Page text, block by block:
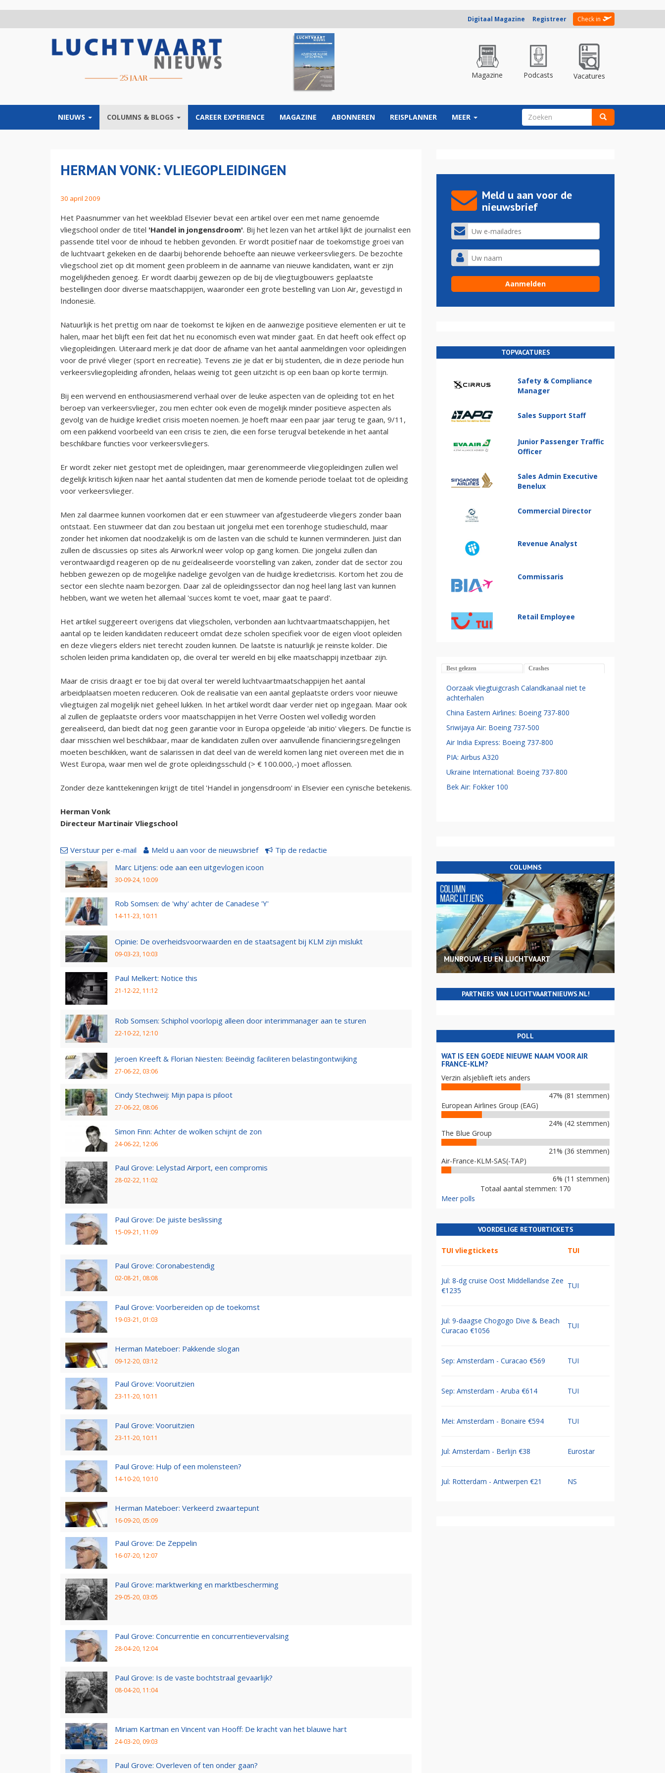
Digitaal Magazine Registreer Check in
Magazine Podcasts Vacatures
NIEUWS COLUMNS & BLOGS CAREER EXPERIENCE MAGAZINE ABONNEREN REISPLANNER MEER ZOEKVELD
HERMAN VONK: VLIEGOPLEIDINGEN
30 april 2009
Het Paasnummer van het weekblad Elsevier bevat een artikel over een met name genoemde
vliegschool onder de titel 'Handel in jongensdroom'. Bij het lezen van het artikel lijkt de journalist een
passende titel voor de inhoud te hebben gevonden. Er wordt positief naar de toekomstige groei van
de luchtvaart gekeken en de daarbij behorende behoefte aan nieuwe verkeersvliegers. De bezochte
vliegschool ziet op dit moment geen probleem in de aanname van nieuwe kandidaten, want er zijn
mogelijkheden genoeg. Er wordt daarbij gewezen op de bij de vliegtuigbouwers geplaatste
bestellingen door diverse maatschappijen, waaronder een grote bestelling van Lion Air, gevestigd in
Indonesië.
Natuurlijk is het prettig om naar de toekomst te kijken en de aanwezige positieve elementen er uit te
halen, maar het blijft een feit dat het nu economisch even wat minder gaat. En dat heeft ook effect op
vliegopleidingen. Uiteraard merk je dat door de afname van het aantal aanmeldingen voor opleidingen
voor de privé vlieger (sport en recreatie). Tevens zie je dat er bij studenten, die in deze periode hun
verkeersvliegopleiding afronden, helaas weinig tot geen uitzicht is op een baan op korte termijn.
Bij een wervend en enthousiasmerend verhaal over de leuke aspecten van de opleiding tot en het
beroep van verkeersvlieger, zou men echter ook even de mogelijk minder positieve aspecten als
gevolg van de huidige krediet crisis moeten noemen. Je hoeft maar een paar jaar terug te gaan, 9/11,
om een pakkend voorbeeld van een crisis te zien, die een forse terugval betekende in het aantal
beschikbare functies voor verkeersvliegers.
Er wordt zeker niet gestopt met de opleidingen, maar gerenommeerde vliegopleidingen zullen wel
degelijk kritisch kijken naar het aantal studenten dat men de komende periode toelaat tot de opleiding
voor verkeersvlieger.
Men zal daarmee kunnen voorkomen dat er een stuwmeer van afgestudeerde vliegers zonder baan
ontstaat. Een stuwmeer dat dan zou bestaan uit jongelui met een torenhoge studieschuld, maar
zonder het inkomen dat noodzakelijk is om de lasten van die schuld te kunnen verminderen. Juist dan
zullen de discussies op sites als Airwork.nl weer volop op gang komen. Die jongelui zullen dan
verontwaardigd reageren op de nu geïdealiseerde voorstelling van zaken, zonder dat de sector zou
hebben gewezen op de mogelijke nadelige gevolgen van de huidige kredietcrisis. Kortom het zou de
sector een slechte naam bezorgen. Daar zal de opleidingssector dan nog heel lang last van kunnen
hebben, want we weten het allemaal 'succes komt te voet, maar gaat te paard'.
Het artikel suggereert overigens dat vliegscholen, verbonden aan luchtvaartmaatschappijen, het
aantal op te leiden kandidaten reduceert omdat deze scholen specifiek voor de eigen vloot opleiden
en deze vliegers elders niet terecht zouden kunnen. De laatste is natuurlijk je reinste kolder. Die
scholen leiden prima kandidaten op, die overal ter wereld en bij elke maatschappij inzetbaar zijn.
Maar de crisis draagt er toe bij dat overal ter wereld luchtvaartmaatschappijen het aantal
arbeidplaatsen moeten reduceren. Ook de realisatie van een aantal geplaatste orders voor nieuwe
vliegtuigen zal mogelijk niet geheel lukken. In het artikel wordt daar verder niet op ingegaan. Maar ook
al zullen de geplaatste orders voor maatschappijen in het Verre Oosten wel volledig worden
gerealiseerd, dan biedt dat nog geen garantie voor in Europa opgeleide 'ab initio' vliegers. De functie is
daar misschien wel beschikbaar, maar de kandidaten zullen over aanvullende financieringsregelingen
moeten beschikken, want de salarissen in dat deel van de wereld komen lang niet overeen met die in
West Europa, waar men wel de grote opleidingsschuld (> € 100.000,-) moet aflossen.
Zonder deze kanttekeningen krijgt de titel 'Handel in jongensdroom' in Elsevier een cynische betekenis.
Herman Vonk
Directeur Martinair Vliegschool
Verstuur per e-mail Meld u aan voor de nieuwsbrief
Tip de redactie
Marc Litjens: ode aan een uitgevlogen icoon
30-09-24, 10:09
Rob Somsen: de 'why' achter de Canadese 'Y'
14-11-23, 10:11
Opinie: De overheidsvoorwaarden en de staatsagent bij KLM zijn mislukt
09-03-23, 10:03
Paul Melkert: Notice this
21-12-22, 11:12
Rob Somsen: Schiphol voorlopig alleen door interimmanager aan te sturen
22-10-22, 12:10
Jeroen Kreeft & Florian Niesten: Beëindig faciliteren belastingontwijking
27-06-22, 03:06
Cindy Stechweij: Mijn papa is piloot
27-06-22, 08:06
Simon Finn: Achter de wolken schijnt de zon
24-06-22, 12:06
Paul Grove: Lelystad Airport, een compromis
28-02-22, 11:02
Paul Grove: De juiste beslissing
15-09-21, 11:09
Paul Grove: Coronabestendig
02-08-21, 08:08
Paul Grove: Voorbereiden op de toekomst
19-03-21, 01:03
Herman Mateboer: Pakkende slogan
09-12-20, 03:12
Paul Grove: Vooruitzien
23-11-20, 10:11
Paul Grove: Vooruitzien
23-11-20, 10:11
Paul Grove: Hulp of een molensteen?
14-10-20, 10:10
Herman Mateboer: Verkeerd zwaartepunt
16-09-20, 05:09
Paul Grove: De Zeppelin
16-07-20, 12:07
Paul Grove: marktwerking en marktbescherming
29-05-20, 03:05
Paul Grove: Concurrentie en concurrentievervalsing
28-04-20, 12:04
Paul Grove: Is de vaste bochtstraal gevaarlijk?
08-04-20, 11:04
Miriam Kartman en Vincent van Hooff: De kracht van het blauwe hart
24-03-20, 09:03
Paul Grove: Overleven of ten onder gaan?
Meld u aan voor de
nieuwsbrief
TOPVACATURES
Safety & Compliance
Manager
Sales Support Staff
Junior Passenger Traffic
Officer
Sales Admin Executive
Benelux
Commercial Director
Revenue Analyst
Commissaris
Retail Employee
Best gelezen Crashes
Oorzaak vliegtuigcrash Calandkanaal niet te
achterhalen
China Eastern Airlines: Boeing 737-800
Sriwijaya Air: Boeing 737-500
Air India Express: Boeing 737-800
PIA: Airbus A320
Ukraine International: Boeing 737-800
Bek Air: Fokker 100
COLUMNS
MIJNBOUW, EU EN LUCHTVAART
PARTNERS VAN LUCHTVAARTNIEUWS.NL!
POLL
WAT IS EEN GOEDE NIEUWE NAAM VOOR AIR
FRANCE-KLM?
Verzin alsjeblieft iets anders
47% (81 stemmen)
European Airlines Group (EAG)
24% (42 stemmen)
The Blue Group
21% (36 stemmen)
Air-France-KLM-SAS(-TAP)
6% (11 stemmen)
Totaal aantal stemmen: 170
Meer polls
VOORDELIGE RETOURTICKETS
TUI vliegtickets TUI
Jul: 8-dg cruise Oost Middellandse Zee
€1235
TUI
Jul: 9-daagse Chogogo Dive & Beach
Curacao €1056
TUI
Sep: Amsterdam - Curacao €569 TUI
Sep: Amsterdam - Aruba €614 TUI
Mei: Amsterdam - Bonaire €594 TUI
Jul: Amsterdam - Berlijn €38 Eurostar
Jul: Rotterdam - Antwerpen €21 NS